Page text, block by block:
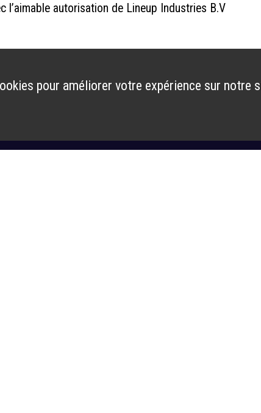
l’aimable autorisation de Lineup Industries B.V
pour améliorer votre expérience sur